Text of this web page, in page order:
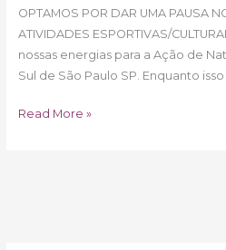
OPTAMOS POR DAR UMA PAUSA
ATIVIDADES ESPORTIVAS/
nossas energias para a Ação de
Sul de São Paulo SP. Enquanto isso
Read More »